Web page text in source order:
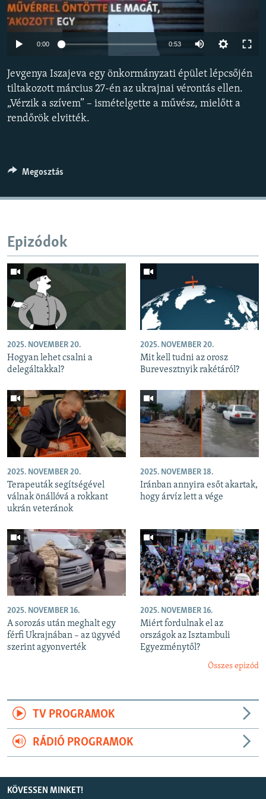
EURÓPAI UNIÓ
VILÁG
A MÚLT TANULSÁGAI
KÖVESSEN MINKET!
0:00 0:53
360p
480p
Jevgenya Iszajeva egy önkormányzati épület lépcsőjén
tiltakozott március 27-én az ukrajnai vérontás ellen.
„Vérzik a szívem” – ismételgette a művész, mielőtt a
rendőrök elvitték.
Megosztás
Epizódok
2025. NOVEMBER 20.
Hogyan lehet csalni a
delegáltakkal?
2025. NOVEMBER 20.
Mit kell tudni az orosz
Burevesztnyik rakétáról?
2025. NOVEMBER 20.
Terapeuták segítségével
válnak önállóvá a rokkant
ukrán veteránok
2025. NOVEMBER 18.
Iránban annyira esőt akartak,
hogy árvíz lett a vége
2025. NOVEMBER 16.
A sorozás után meghalt egy
férfi Ukrajnában – az ügyvéd
szerint agyonverték
2025. NOVEMBER 16.
Miért fordulnak el az
országok az Isztambuli
Egyezménytől?
Összes epizód
TV PROGRAMOK
RÁDIÓ PROGRAMOK
KÖVESSEN MINKET!